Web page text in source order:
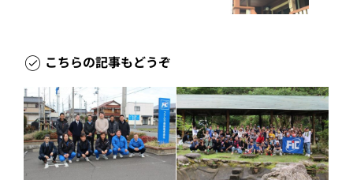
こちらの記事もどうぞ